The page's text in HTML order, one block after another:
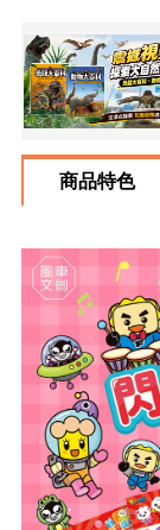
商品特色